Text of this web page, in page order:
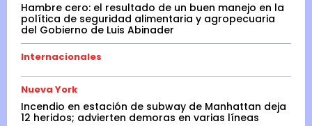
Hambre cero: el resultado de un buen manejo en la
política de seguridad alimentaria y agropecuaria
del Gobierno de Luis Abinader
Internacionales
Nueva York
Incendio en estación de subway de Manhattan deja
12 heridos; advierten demoras en varias líneas